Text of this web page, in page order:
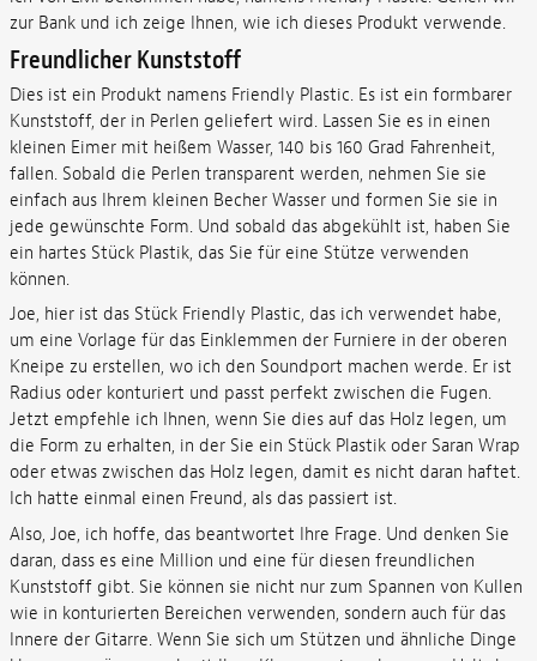
zur Bank und ich zeige Ihnen, wie ich dieses Produkt verwende.
Freundlicher Kunststoff
Dies ist ein Produkt namens Friendly Plastic. Es ist ein formbarer
Kunststoff, der in Perlen geliefert wird. Lassen Sie es in einen
kleinen Eimer mit heißem Wasser, 140 bis 160 Grad Fahrenheit,
fallen. Sobald die Perlen transparent werden, nehmen Sie sie
einfach aus Ihrem kleinen Becher Wasser und formen Sie sie in
jede gewünschte Form. Und sobald das abgekühlt ist, haben Sie
ein hartes Stück Plastik, das Sie für eine Stütze verwenden
können.
Joe, hier ist das Stück Friendly Plastic, das ich verwendet habe,
um eine Vorlage für das Einklemmen der Furniere in der oberen
Kneipe zu erstellen, wo ich den Soundport machen werde. Er ist
Radius oder konturiert und passt perfekt zwischen die Fugen.
Jetzt empfehle ich Ihnen, wenn Sie dies auf das Holz legen, um
die Form zu erhalten, in der Sie ein Stück Plastik oder Saran Wrap
oder etwas zwischen das Holz legen, damit es nicht daran haftet.
Ich hatte einmal einen Freund, als das passiert ist.
Also, Joe, ich hoffe, das beantwortet Ihre Frage. Und denken Sie
daran, dass es eine Million und eine für diesen freundlichen
Kunststoff gibt. Sie können sie nicht nur zum Spannen von Kullen
wie in konturierten Bereichen verwenden, sondern auch für das
Innere der Gitarre. Wenn Sie sich um Stützen und ähnliche Dinge